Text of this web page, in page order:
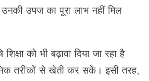
उपज का पूरा लाभ नहीं मिल
को भी बढ़ावा दिया जा रहा है
तरीकों से खेती कर सकें। इसी तरह,